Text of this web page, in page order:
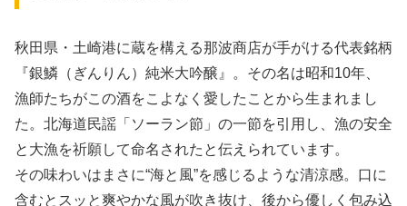
秋田県・土崎港に蔵を構える那波商店が手がける代表銘柄
『銀鱗（ぎんりん）純米大吟醸』。その名は昭和10年、
漁師たちがこの酒をこよなく愛したことから生まれまし
た。北海道民謡「ソーラン節」の一節を引用し、漁の安全
と大漁を祈願して命名されたと伝えられています。
その味わいはまさに“海と風”を感じるような清涼感。口に
含むとスッと爽やかな風が吹き抜け、後から優しく包み込